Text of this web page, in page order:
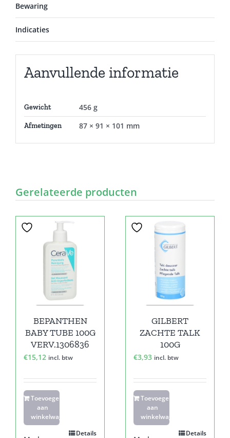
Bewaring
Indicaties
Aanvullende informatie
Gewicht 456 g
Afmetingen 87 × 91 × 101 mm
Gerelateerde producten
BEPANTHEN
BABY TUBE 100G
VERV.1306836
€15,12 incl. btw
Toevoegen
aan
winkelwagen
Details
GILBERT
ZACHTE TALK
100G
€3,93 incl. btw
Toevoegen
aan
winkelwagen
Details